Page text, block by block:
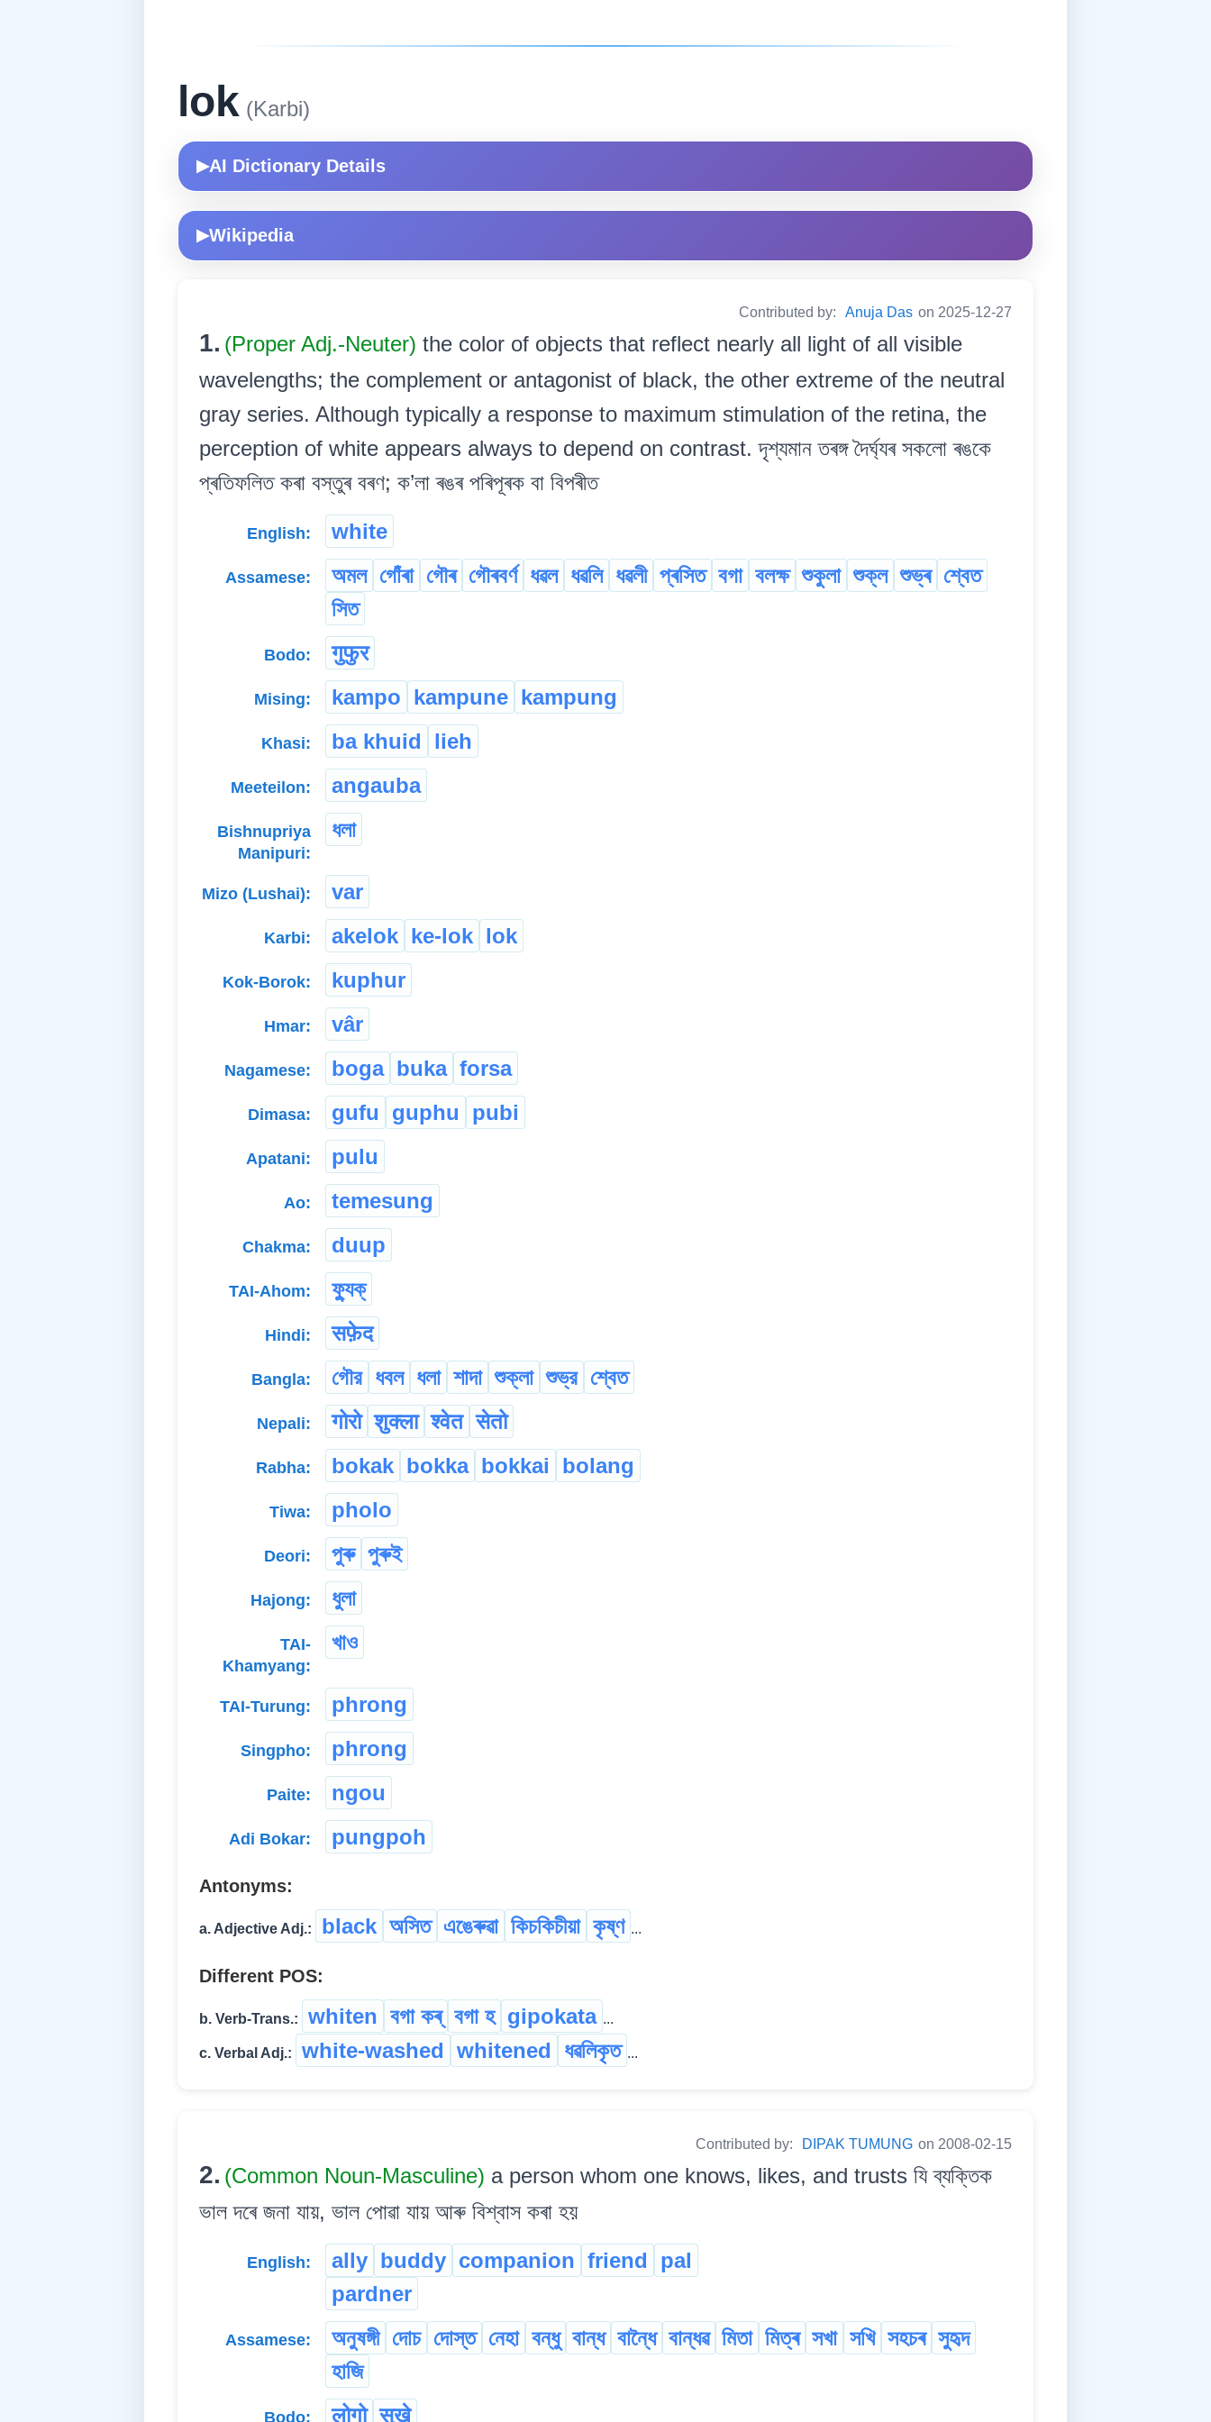
lok (Karbi)
▶AI Dictionary Details
▶Wikipedia
Contributed by: Anuja Das on 2025-12-27
1. (Proper Adj.-Neuter) the color of objects that reflect nearly all light of all visible
wavelengths; the complement or antagonist of black, the other extreme of the neutral
gray series. Although typically a response to maximum stimulation of the retina, the
perception of white appears always to depend on contrast. দৃশ্যমান তৰঙ্গ দৈৰ্ঘ্যৰ সকলো ৰঙকে
প্ৰতিফলিত কৰা বস্তুৰ বৰণ; ক’লা ৰঙৰ পৰিপূৰক বা বিপৰীত
English: white
Assamese: অমল গোঁৰা গৌৰ গৌৰবৰ্ণ ধৱল ধৱলি ধৱলী প্ৰসিত বগা বলক্ষ শুকুলা শুক্ল শুভ্ৰ শ্বেত
সিত
Bodo: गुफुर
Mising: kampo kampune kampung
Khasi: ba khuid lieh
Meeteilon: angauba
Bishnupriya
Manipuri:
ধলা
Mizo (Lushai): var
Karbi: akelok ke-lok lok
Kok-Borok: kuphur
Hmar: vâr
Nagamese: boga buka forsa
Dimasa: gufu guphu pubi
Apatani: pulu
Ao: temesung
Chakma: duup
TAI-Ahom: ফ্যুক্
Hindi: सफ़ेद
Bangla: গৌর ধবল ধলা শাদা শুক্লা শুভ্র শ্বেত
Nepali: गोरो शुक्ला श्वेत सेतो
Rabha: bokak bokka bokkai bolang
Tiwa: pholo
Deori: পুৰু পুৰুই
Hajong: ধুলা
TAI-
Khamyang:
খাও
TAI-Turung: phrong
Singpho: phrong
Paite: ngou
Adi Bokar: pungpoh
Antonyms:
a. Adjective Adj.: black অসিত এঙেৰুৱা কিচকিচীয়া কৃষ্ণ ...
Different POS:
b. Verb-Trans.: whiten বগা কৰ্ বগা হ gipokata ...
c. Verbal Adj.: white-washed whitened ধৱলিকৃত ...
Contributed by: DIPAK TUMUNG on 2008-02-15
2. (Common Noun-Masculine) a person whom one knows, likes, and trusts যি ব্যক্তিক
ভাল দৰে জনা যায়, ভাল পোৱা যায় আৰু বিশ্বাস কৰা হয়
English: ally buddy companion friend
pal
pardner
Assamese: অনুষঙ্গী দোচ দোস্ত নেহা বন্ধু বান্ধ বান্ধৈ বান্ধৱ মিতা মিত্ৰ সখা সখি সহচৰ সুহৃদ
হাজি
Bodo: लोगो सुखे